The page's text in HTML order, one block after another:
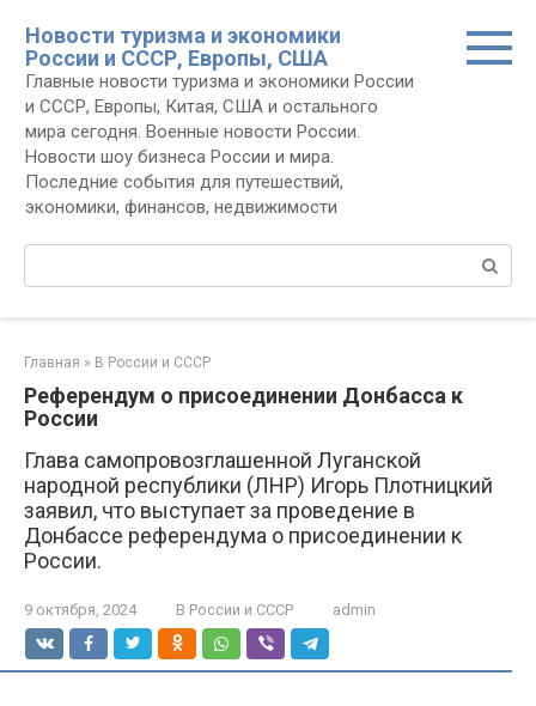
контенту
Новости туризма и экономики
России и СССР, Европы, США
Главные новости туризма и экономики России
и СССР, Европы, Китая, США и остального
мира сегодня. Военные новости России.
Новости шоу бизнеса России и мира.
Последние события для путешествий,
экономики, финансов, недвижимости
Поиск:
Главная » В России и СССР
Референдум о присоединении Донбасса к
России
Глава самопровозглашенной Луганской
народной республики (ЛНР) Игорь Плотницкий
заявил, что выступает за проведение в
Донбассе референдума о присоединении к
России.
9 октября, 2024 В России и СССР admin